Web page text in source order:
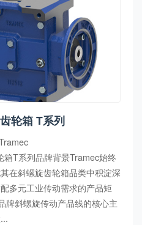
轮箱 T系列
T系列品牌背景Tramec始终
在斜螺旋齿轮箱品类中积淀深
多元工业传动需求的产品矩
牌斜螺旋传动产品线的核心主